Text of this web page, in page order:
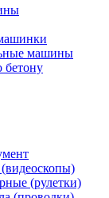
машины
(рулетки)